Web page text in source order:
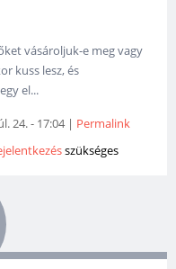
vásároljuk-e meg vagy
kuss lesz, és
el...
24. - 17:04| Permalink
szükséges